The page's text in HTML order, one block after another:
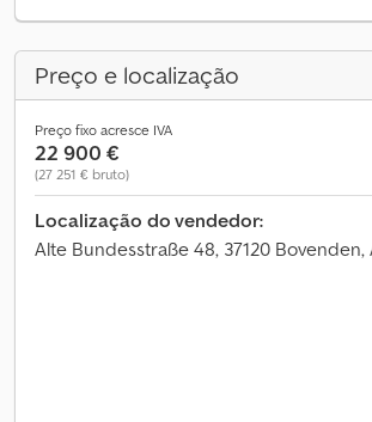
Preço e localização
Preço fixo acresce IVA
22 900 €
(27 251 € bruto)
Localização do vendedor:
Alte Bundesstraße 48, 37120 Bovenden,